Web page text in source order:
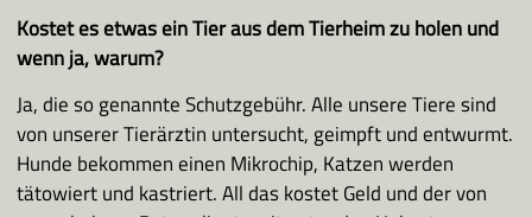
Kostet es etwas ein Tier aus dem Tierheim zu holen und
wenn ja, warum?
Ja, die so genannte Schutzgebühr. Alle unsere Tiere sind
von unserer Tierärztin untersucht, geimpft und entwurmt.
Hunde bekommen einen Mikrochip, Katzen werden
tätowiert und kastriert. All das kostet Geld und der von